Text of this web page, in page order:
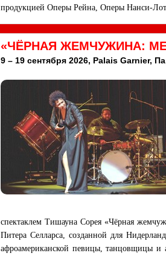
продукцией Оперы Рейна, Оперы Нанси-
«ЧЁРНАЯ ЖЕМЧУЖИНА:
9 – 19 сентября 2026, Palais Garnier,
спектаклем Тишауна Сорея «Чёрная
Питера Селларса, созданной для
афроамериканской певицы, танцовщицы и